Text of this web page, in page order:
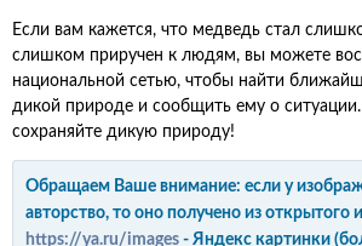
Если вам кажется, что медведь стал
слишком приручен к людям, вы можете
национальной сетью, чтобы найти
дикой природе и сообщить ему о
сохраняйте дикую природу!
Обращаем Ваше внимание: если у
авторство, то оно получено из открытого
https://ya.ru/images - Яндекс картинки